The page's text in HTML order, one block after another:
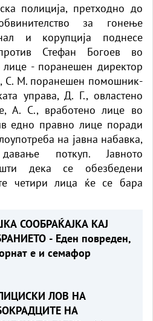
полиција, претходно до
за гонење
и корупција поднесе
Стефан Богоев во
лице - поранешен директор
С. М. поранешен помошник-
управа, Д. Г., овластено
А. С., вработено лице во
едно правно лице поради
на јавна набавка,
поткуп. Јавното
дека се обезбедени
четири лица ќе се бара
СООБРАЌАЈКА КАЈ
- Еден повреден,
е и семафор
ЛОВ НА
НА